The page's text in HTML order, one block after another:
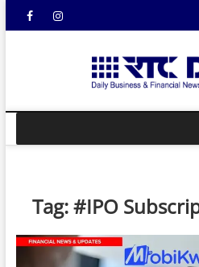
FacebookInstagram
Tag:#IPO